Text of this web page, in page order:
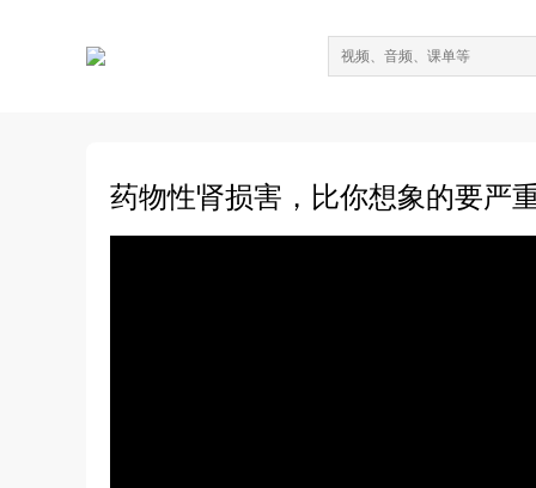
药物性肾损害，比你想象的要严